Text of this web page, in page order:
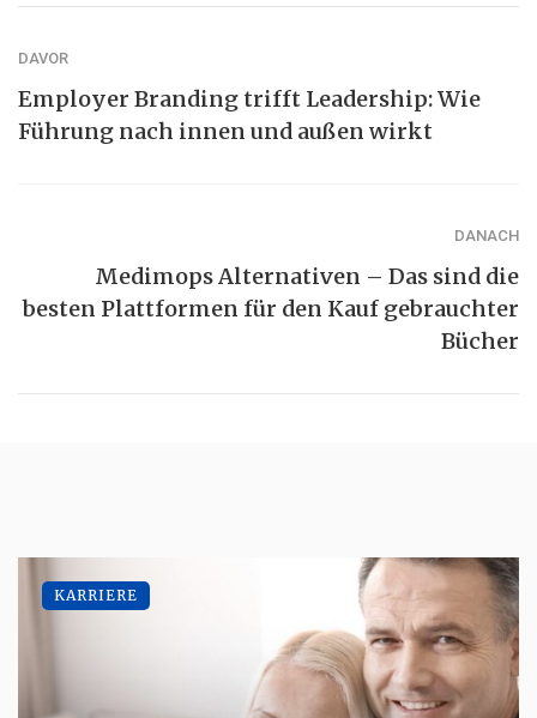
DAVOR
Employer Branding trifft Leadership: Wie
Führung nach innen und außen wirkt
DANACH
Medimops Alternativen – Das sind die
besten Plattformen für den Kauf gebrauchter
Bücher
KARRIERE